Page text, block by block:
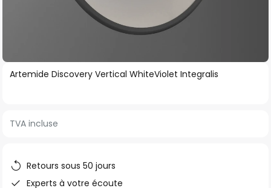
Skip
images
gallery
Artemide Discovery Vertical WhiteViolet Integralis
TVA incluse
Retours sous 50 jours
Experts à votre écoute